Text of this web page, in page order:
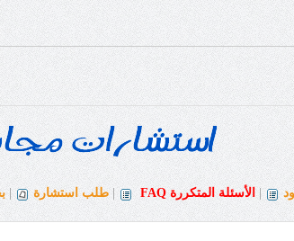
الأسئلة المتكررة FAQ طلب استشارة |